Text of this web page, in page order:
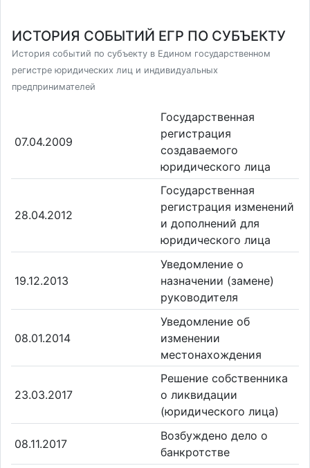
ИСТОРИЯ СОБЫТИЙ ЕГР ПО СУБЪЕКТУ
История событий по субъекту в Едином государственном
регистре юридических лиц и индивидуальных
предпринимателей
07.04.2009
Государственная
регистрация
создаваемого
юридического лица
28.04.2012
Государственная
регистрация изменений
и дополнений для
юридического лица
19.12.2013
Уведомление о
назначении (замене)
руководителя
08.01.2014
Уведомление об
изменении
местонахождения
23.03.2017
Решение собственника
о ликвидации
(юридического лица)
08.11.2017
Возбуждено дело о
банкротстве